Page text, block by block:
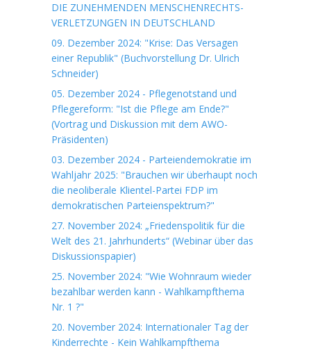
DIE ZUNEHMENDEN MENSCHENRECHTS-
VERLETZUNGEN IN DEUTSCHLAND
09. Dezember 2024: "Krise: Das Versagen
einer Republik" (Buchvorstellung Dr. Ulrich
Schneider)
05. Dezember 2024 - Pflegenotstand und
Pflegereform: "Ist die Pflege am Ende?"
(Vortrag und Diskussion mit dem AWO-
Präsidenten)
03. Dezember 2024 - Parteiendemokratie im
Wahljahr 2025: "Brauchen wir überhaupt noch
die neoliberale Klientel-Partei FDP im
demokratischen Parteienspektrum?"
27. November 2024: „Friedenspolitik für die
Welt des 21. Jahrhunderts“ (Webinar über das
Diskussionspapier)
25. November 2024: "Wie Wohnraum wieder
bezahlbar werden kann - Wahlkampfthema
Nr. 1 ?"
20. November 2024: Internationaler Tag der
Kinderrechte - Kein Wahlkampfthema